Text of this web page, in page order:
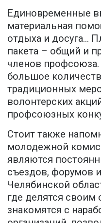
Единовременные
материальная
отдыха и досуга…
пакета – общий и
членов
большое
традиционных
волонтерских
профсоюзных
Стоит также
молодежной
являются
съездов, форумов
Челябинской
где делятся
знакомятся с